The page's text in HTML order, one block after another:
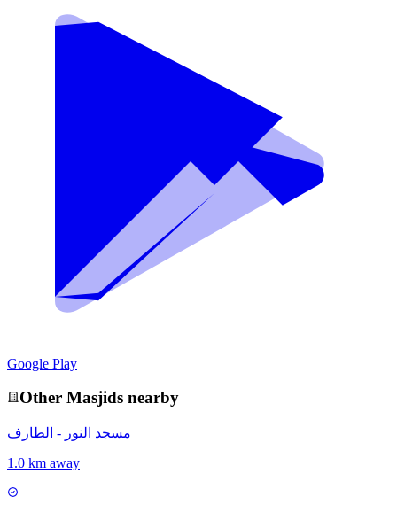
Google Play
Other Masjids nearby
مسجد النور - الطارف
1.0 km away